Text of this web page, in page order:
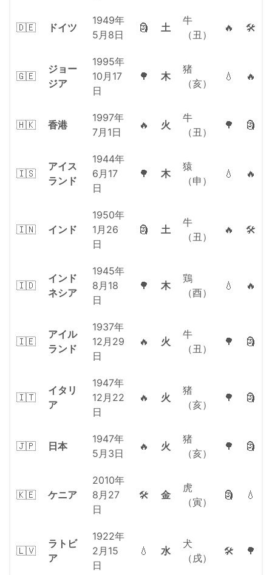
🇩🇪 ドイツ
1949年
5月8日
🗿 土
牛
（丑）
🔥 🛠
🇬🇪
ジョー
ジア
1995年
10月17
日
🌳 木
猪
（亥）
💧 🔥
🇭🇰 香港
1997年
7月1日
🔥 火
牛
（丑）
🌳 🗿
🇮🇸
アイス
ランド
1944年
6月17
日
🌳 木
猿
（申）
💧 🔥
🇮🇳 インド
1950年
1月26
日
🗿 土
牛
（丑）
🔥 🛠
🇮🇩
インド
ネシア
1945年
8月18
日
🌳 木
鶏
（酉）
💧 🔥
🇮🇪
アイル
ランド
1937年
12月29
日
🔥 火
牛
（丑）
🌳 🗿
🇮🇹
イタリ
ア
1947年
12月22
日
🔥 火
猪
（亥）
🌳 🗿
🇯🇵 日本
1947年
5月3日
🔥 火
猪
（亥）
🌳 🗿
🇰🇪 ケニア
2010年
8月27
日
🛠 金
虎
（寅）
🗿 💧
🇱🇻
ラトビ
ア
1922年
2月15
日
💧 水
犬
（戌）
🛠 🌳